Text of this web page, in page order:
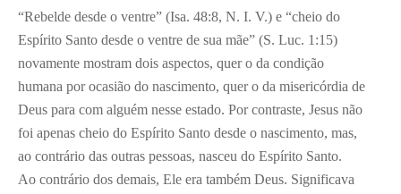
“Rebelde desde o ventre” (Isa. 48:8, N. I. V.) e “cheio do
Espírito Santo desde o ventre de sua mãe” (S. Luc. 1:15)
novamente mostram dois aspectos, quer o da condição
humana por ocasião do nascimento, quer o da misericórdia de
Deus para com alguém nesse estado. Por contraste, Jesus não
foi apenas cheio do Espírito Santo desde o nascimento, mas,
ao contrário das outras pessoas, nasceu do Espírito Santo.
Ao contrário dos demais, Ele era também Deus. Significava